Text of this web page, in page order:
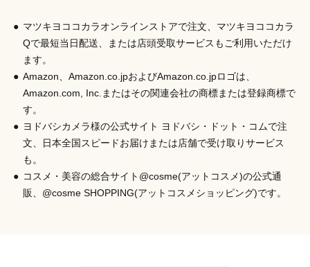
商品コード
4901604583431
マツキヨココカラオンラインストアで注文、マツキヨココカラ
Qで最短当日配送、または店頭受取サービスもご利用いただけ
ます。
Amazon、Amazon.co.jpおよびAmazon.co.jpロゴは、
Amazon.com, Inc.またはその関連会社の商標または登録商標で
す。
ヨドバシカメラ様の公式サイト ヨドバシ・ドット・コムで注
文、日本全国スピードお届けまたは店舗で受け取りサービス
も。
コスメ・美容の総合サイト@cosme(アットコスメ)の公式通
販、@cosme SHOPPING(アットコスメショッピング)です。